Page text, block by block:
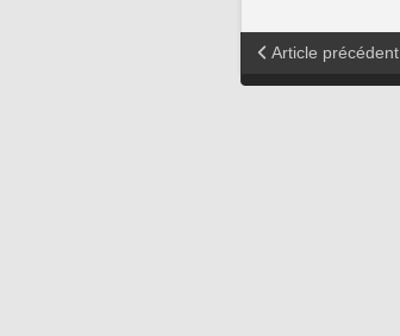
Article précédent